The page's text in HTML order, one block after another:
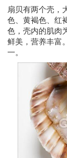
扇贝有两个壳，
色、黄褐色、红
色，壳内的肌肉
鲜美，营养丰富
一。